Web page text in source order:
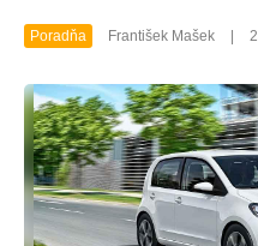
Poradňa František Mašek